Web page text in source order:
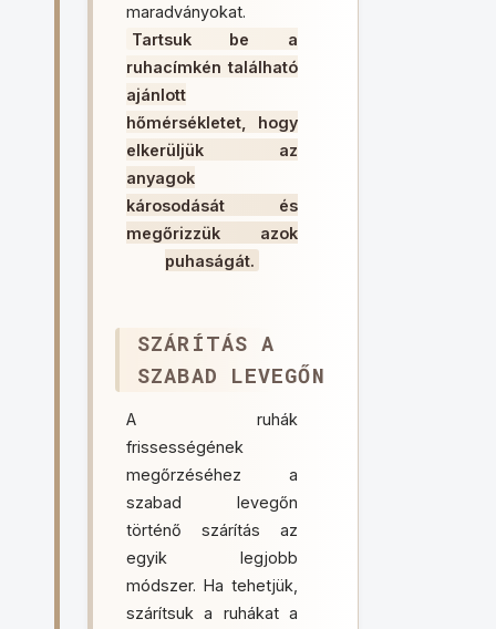
maradványokat.
Tartsuk be a
ruhacímkén található
ajánlott
hőmérsékletet, hogy
elkerüljük az
anyagok
károsodását és
megőrizzük azok
puhaságát.
SZÁRÍTÁS A
SZABAD LEVEGŐN
A ruhák
frissességének
megőrzéséhez a
szabad levegőn
történő szárítás az
egyik legjobb
módszer. Ha tehetjük,
szárítsuk a ruhákat a